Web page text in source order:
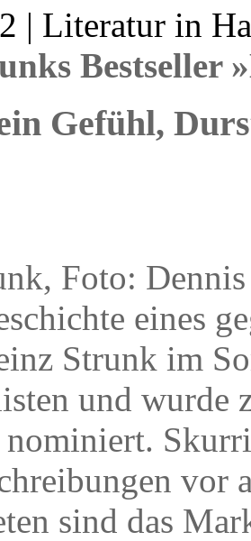
| Literatur in
Bestseller
Gefühl,
Foto:
eines
Strunk im
und wurde
vor
sind das